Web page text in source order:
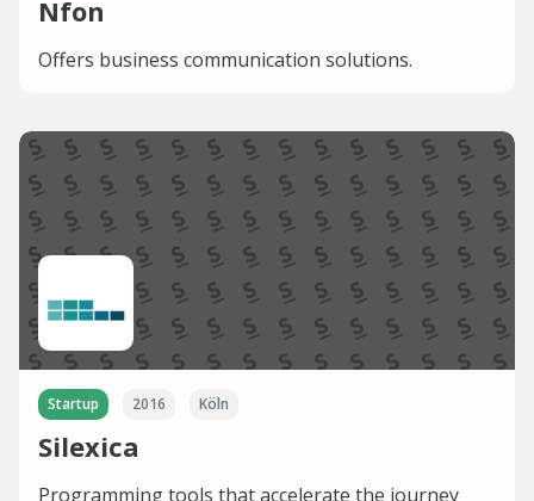
Nfon
Offers business communication solutions.
Startup 2016 Köln
Silexica
Programming tools that accelerate the journey